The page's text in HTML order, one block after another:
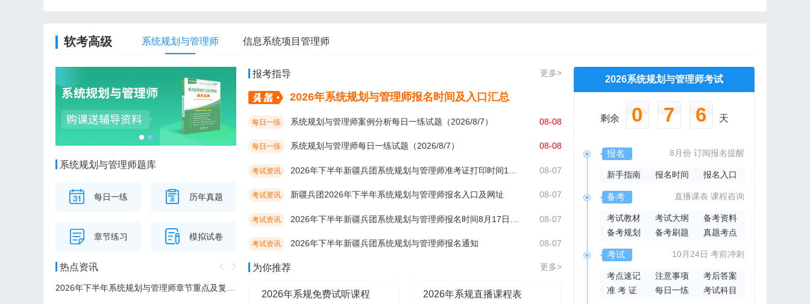
软考高级 系统规划与管理师 信息系统项目管理师
系统规划与管理师题库
每日一练 历年真题
章节练习 模拟试卷
热点资讯
报考指导 更多>
2026年系统规划与管理师报名时间及入口汇总
每日一练 系统规划与管理师案例分析每日一练试题（2026/8/7） 08-08
每日一练 系统规划与管理师每日一练试题（2026/8/7） 08-08
考试资讯 08-07
考试资讯 新疆兵团2026年下半年系统规划与管理师报名入口及网址 08-07
考试资讯 08-07
考试资讯 2026年下半年新疆兵团系统规划与管理师报名通知 08-07
为你推荐 更多>
2026年系规免费试听课程 2026年系规直播课程表 2026年系规内部辅导资料
2026系统规划与管理师考试
剩余 0 7 6 天
报名 8月份 订阅报名提醒
新手指南 报名时间 报名入口
备考 直播课表 课程咨询
考试教材 考试大纲
备考资料
备考规划
备考刷题 真题考点
考试 10月24日 考前冲刺
考点速记 注意事项
考后答案
准 考 证
每日一练 考试科目